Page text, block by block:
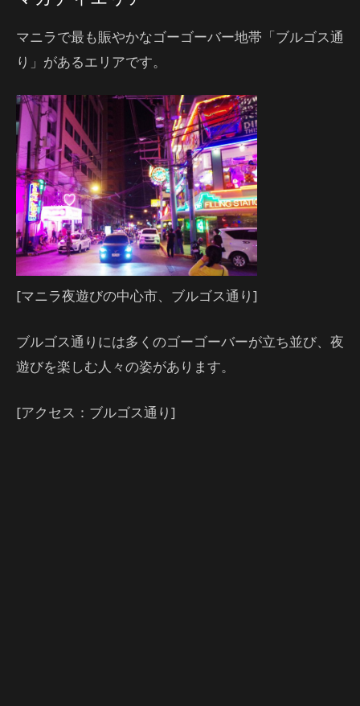
マニラで最も賑やかなゴーゴーバー地帯「ブルゴス通
り」があるエリアです。
[マニラ夜遊びの中心市、ブルゴス通り]
ブルゴス通りには多くのゴーゴーバーが立ち並び、夜
遊びを楽しむ人々の姿があります。
[アクセス：ブルゴス通り]